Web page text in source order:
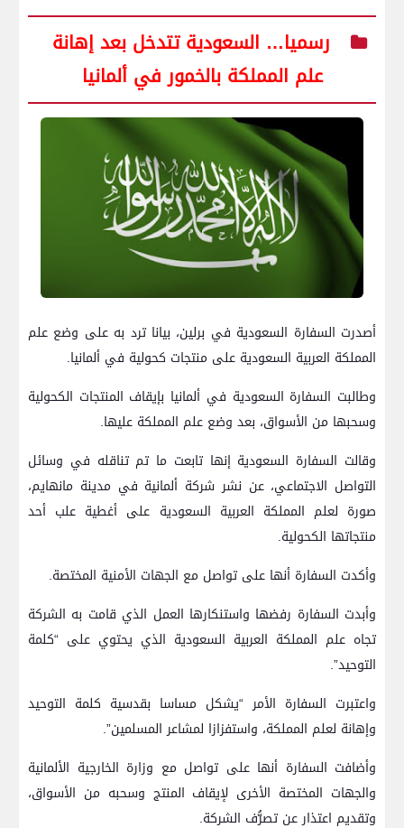
رسميا… السعودية تتدخل بعد إهانة
علم المملكة بالخمور في ألمانيا
أصدرت السفارة السعودية في برلين، بيانا ترد به على وضع علم
المملكة العربية السعودية على منتجات كحولية في ألمانيا.
وطالبت السفارة السعودية في ألمانيا بإيقاف المنتجات الكحولية
وسحبها من الأسواق، بعد وضع علم المملكة عليها.
وقالت السفارة السعودية إنها تابعت ما تم تناقله في وسائل
التواصل الاجتماعي، عن نشر شركة ألمانية في مدينة مانهايم،
صورة لعلم المملكة العربية السعودية على أغطية علب أحد
منتجاتها الكحولية.
وأكدت السفارة أنها على تواصل مع الجهات الأمنية المختصة.
وأبدت السفارة رفضها واستنكارها العمل الذي قامت به الشركة
تجاه علم المملكة العربية السعودية الذي يحتوي على “كلمة
التوحيد”.
واعتبرت السفارة الأمر “يشكل مساسا بقدسية كلمة التوحيد
وإهانة لعلم المملكة، واستفزازا لمشاعر المسلمين”.
وأضافت السفارة أنها على تواصل مع وزارة الخارجية الألمانية
والجهات المختصة الأخرى لإيقاف المنتج وسحبه من الأسواق،
وتقديم اعتذار عن تصرُّف الشركة.